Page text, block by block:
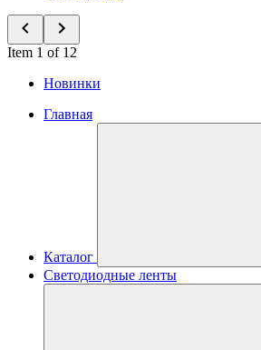
Item 1 of 12
Новинки
Главная
Каталог
Светодиодные ленты